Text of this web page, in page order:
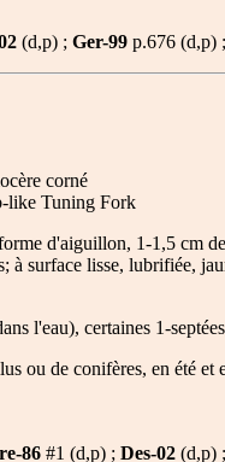
(d,p) ; Ger-99 p.676 (d,p) ;
corné
like Tuning Fork
d'aiguillon, 1-1,5 cm
à surface lisse, lubrifiée,
l'eau), certaines 1-
ou de conifères, en été et
86 #1 (d,p) ; Des-02 (d,p) ;